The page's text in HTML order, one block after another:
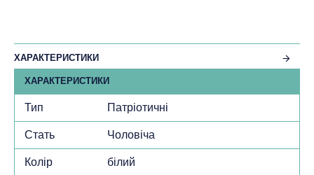
ХАРАКТЕРИСТИКИ
ХАРАКТЕРИСТИКИ
Тип Патріотичні
Стать Чоловіча
Колір білий